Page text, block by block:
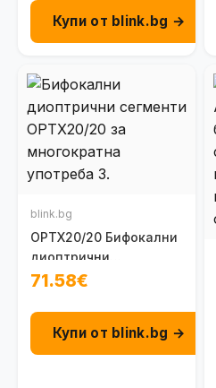
Купи от blink.bg →
blink.bg
OPTX20/20 Бифокални
диоптрични
залепващи сегменти
употреба
71.58€
Купи от blink.bg →